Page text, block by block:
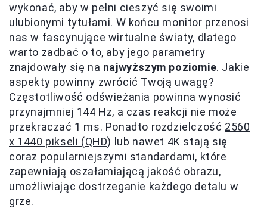
wykonać, aby w pełni cieszyć się swoimi
ulubionymi tytułami. W końcu monitor przenosi
nas w fascynujące wirtualne światy, dlatego
warto zadbać o to, aby jego parametry
znajdowały się na najwyższym poziomie. Jakie
aspekty powinny zwrócić Twoją uwagę?
Częstotliwość odświeżania powinna wynosić
przynajmniej 144 Hz, a czas reakcji nie może
przekraczać 1 ms. Ponadto rozdzielczość 2560
x 1440 pikseli (QHD) lub nawet 4K stają się
coraz popularniejszymi standardami, które
zapewniają oszałamiającą jakość obrazu,
umożliwiając dostrzeganie każdego detalu w
grze.